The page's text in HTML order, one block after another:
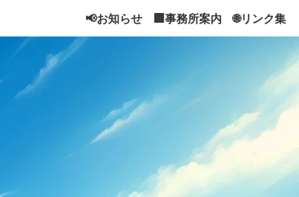
📢お知らせ 🏢事務所案内 🌐リンク集